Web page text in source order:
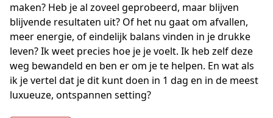
maken? Heb je al zoveel geprobeerd, maar blijven
blijvende resultaten uit? Of het nu gaat om afvallen,
meer energie, of eindelijk balans vinden in je drukke
leven? Ik weet precies hoe je je voelt. Ik heb zelf deze
weg bewandeld en ben er om je te helpen. En wat als
ik je vertel dat je dit kunt doen in 1 dag en in de meest
luxueuze, ontspannen setting?